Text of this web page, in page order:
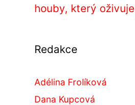
houby, který
Redakce
Adélina Frolíková
Dana Kupcová